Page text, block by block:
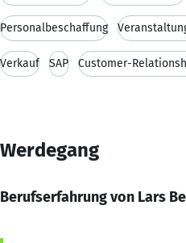
Personalbeschaffung
Verkauf SAP Customer-
Werdegang
Berufserfahrung von Lars